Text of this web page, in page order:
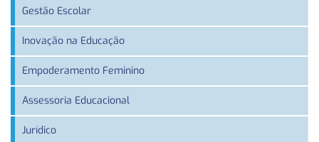
Gestão Escolar
Inovação na Educação
Empoderamento Feminino
Assessoria Educacional
Jurídico